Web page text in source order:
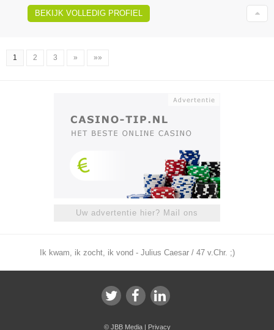
BEKIJK VOLLEDIG PROFIEL
1 2 3 » »»
Uw advertentie hier? Mail ons
Ik kwam, ik zocht, ik vond - Julius Caesar / 47 v.Chr. ;)
© JBB Media| Privacy